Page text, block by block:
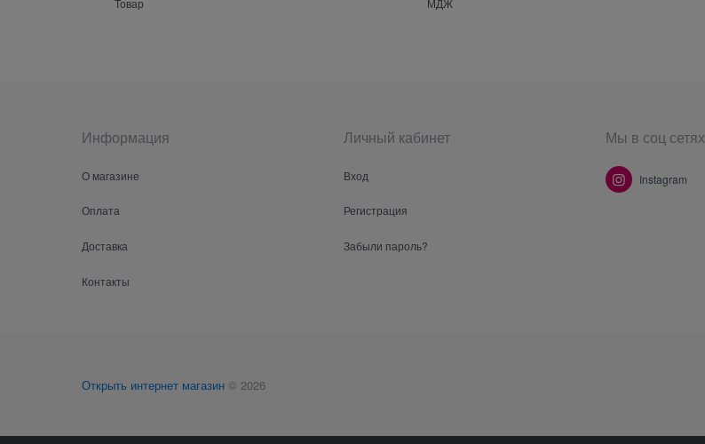
Информация
О магазине
Оплата
Доставка
Контакты
Личный кабинет
Вход
Регистрация
Забыли пароль?
Мы в соц сетях
Instagram
Открыть интернет магазин © 2026